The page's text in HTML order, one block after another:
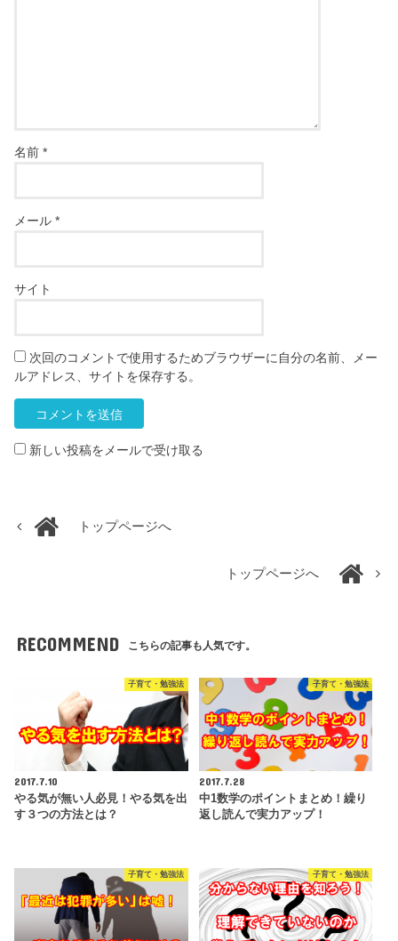
名前*
メール*
サイト
次回のコメントで使用するためブラウザーに自分の名前、メー
ルアドレス、サイトを保存する。
新しい投稿をメールで受け取る
トップページへ
トップページへ
RECOMMEND こちらの記事も人気です。
子育て・勉強法
2017.7.10
やる気が無い人必見！やる気を出
す３つの方法とは？
子育て・勉強法
2017.7.28
中1数学のポイントまとめ！繰り
返し読んで実力アップ！
子育て・勉強法 子育て・勉強法